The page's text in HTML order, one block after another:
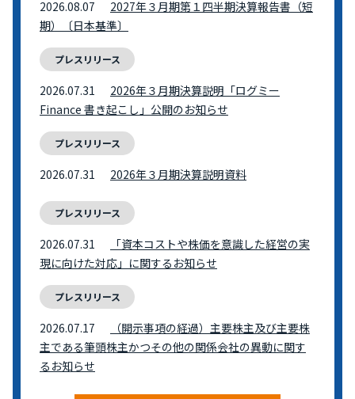
2026.08.07
2027年３月期第１四半期決算報告書（短
期）〔日本基準〕
プレスリリース
2026.07.31
2026年３月期決算説明「ログミー
Finance 書き起こし」公開のお知らせ
プレスリリース
2026.07.31 2026年３月期決算説明資料
プレスリリース
2026.07.31
「資本コストや株価を意識した経営の実
現に向けた対応」に関するお知らせ
プレスリリース
2026.07.17
（開示事項の経過）主要株主及び主要株
主である筆頭株主かつその他の関係会社の異動に関す
るお知らせ